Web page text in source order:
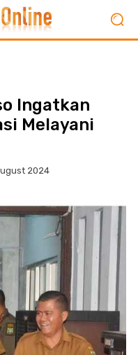
Ingatkan
Melayani
2024